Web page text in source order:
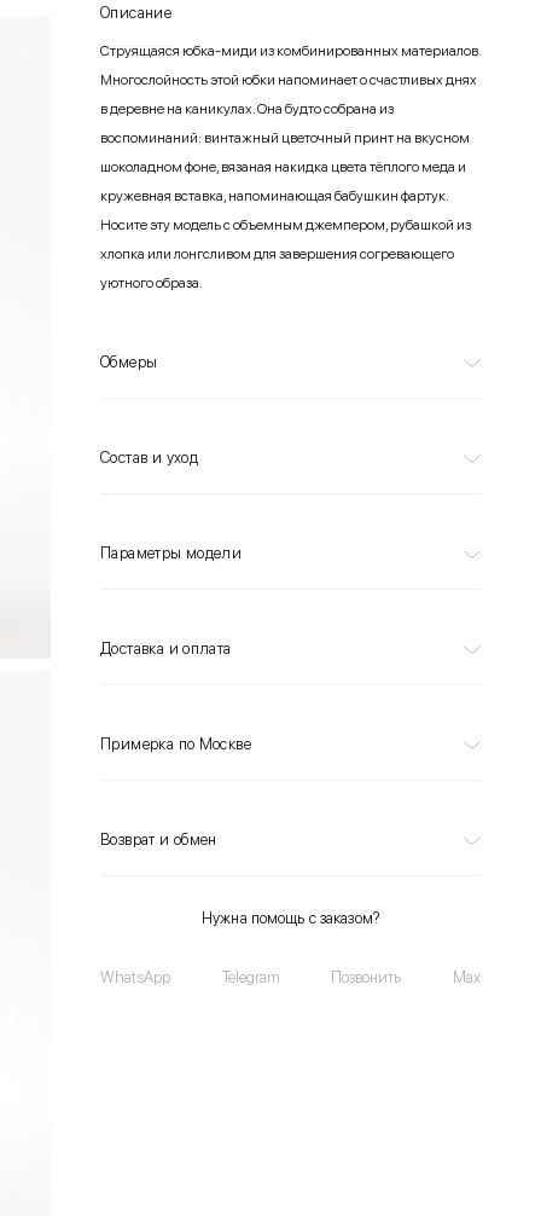
Описание
Струящаяся юбка-миди из комбинированных материалов.
Многослойность этой юбки напоминает о счастливых днях
в деревне на каникулах. Она будто собрана из
воспоминаний: винтажный цветочный принт на вкусном
шоколадном фоне, вязаная накидка цвета тёплого меда и
кружевная вставка, напоминающая бабушкин фартук.
Носите эту модель с объемным джемпером, рубашкой из
хлопка или лонгсливом для завершения согревающего
уютного образа.
Обмеры
Состав и уход
Параметры модели
Доставка и оплата
Примерка по Москве
Возврат и обмен
Нужна помощь с заказом?
WhatsApp Telegram Позвонить Max